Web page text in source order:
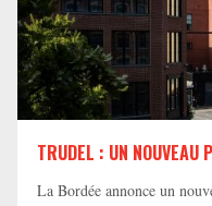
TRUDEL : UN NOUVEAU
La Bordée annonce un